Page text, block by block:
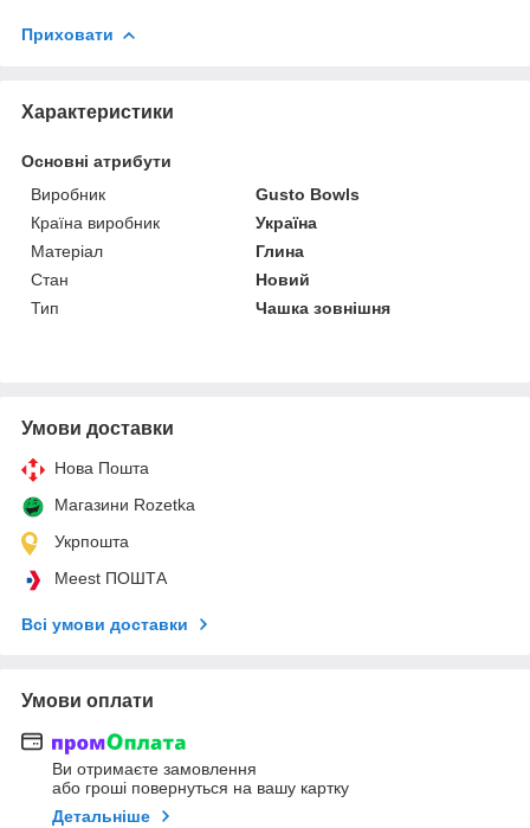
Приховати
Характеристики
Основні атрибути
Виробник
Gusto Bowls
Країна виробник
Україна
Матеріал
Глина
Стан
Новий
Тип
Чашка зовнішня
Умови доставки
Нова Пошта
Магазини Rozetka
Укрпошта
Meest ПОШТА
Всі умови доставки
Умови оплати
Ви отримаєте замовлення
або гроші повернуться на вашу картку
Детальніше